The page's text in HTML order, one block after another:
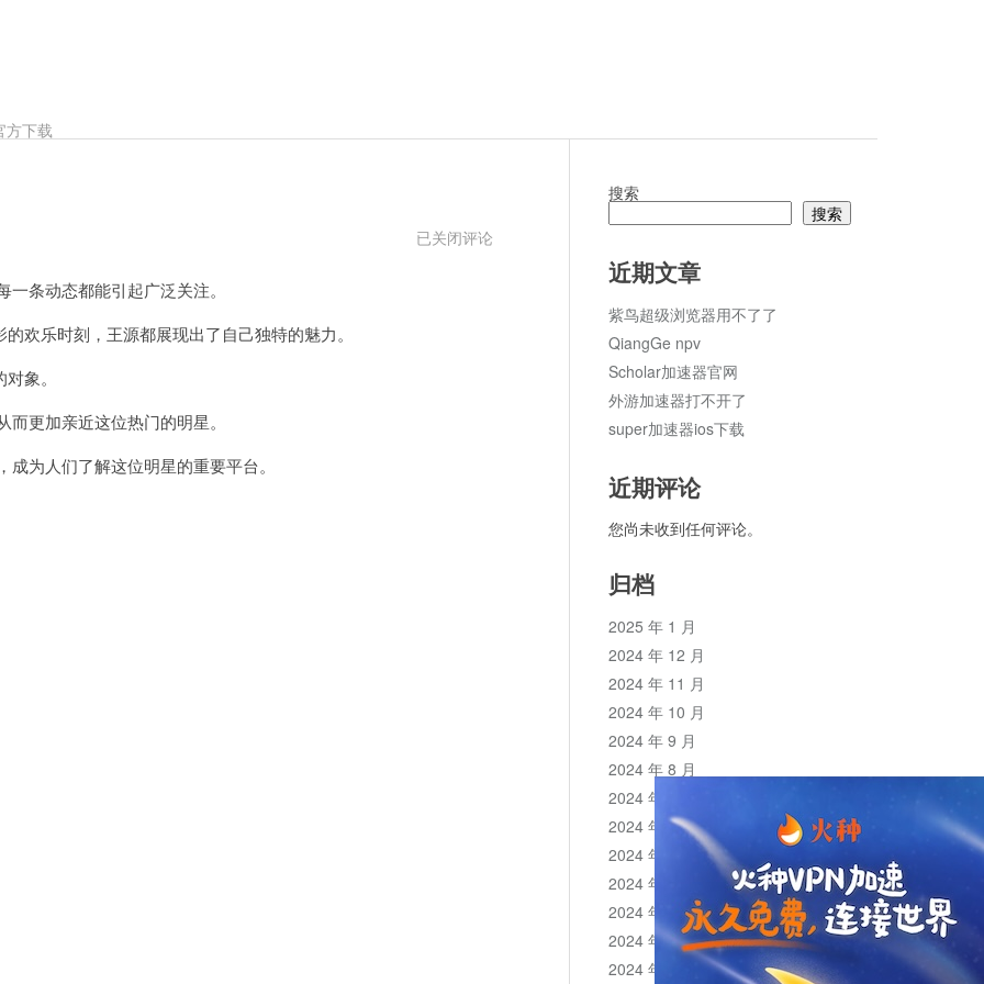
方下载
王
已关闭评论
条动态都能引起广泛关注。
乐时刻，王源都展现出了自己独特的魅力。
象。
更加亲近这位热门的明星。
人们了解这位明星的重要平台。
搜索
搜索
近期文章
紫鸟超级浏览器用不了了
QiangGe npv
Scholar加速器官网
外游加速器打不开了
super加速器ios下载
近期评论
您尚未收到任何评论。
归档
2025 年 1 月
2024 年 12 月
2024 年 11 月
2024 年 10 月
2024 年 9 月
2024 年 8 月
2024 年 7 月
2024 年 6 月
2024 年 5 月
2024 年 4 月
2024 年 3 月
2024 年 2 月
2024 年 1 月